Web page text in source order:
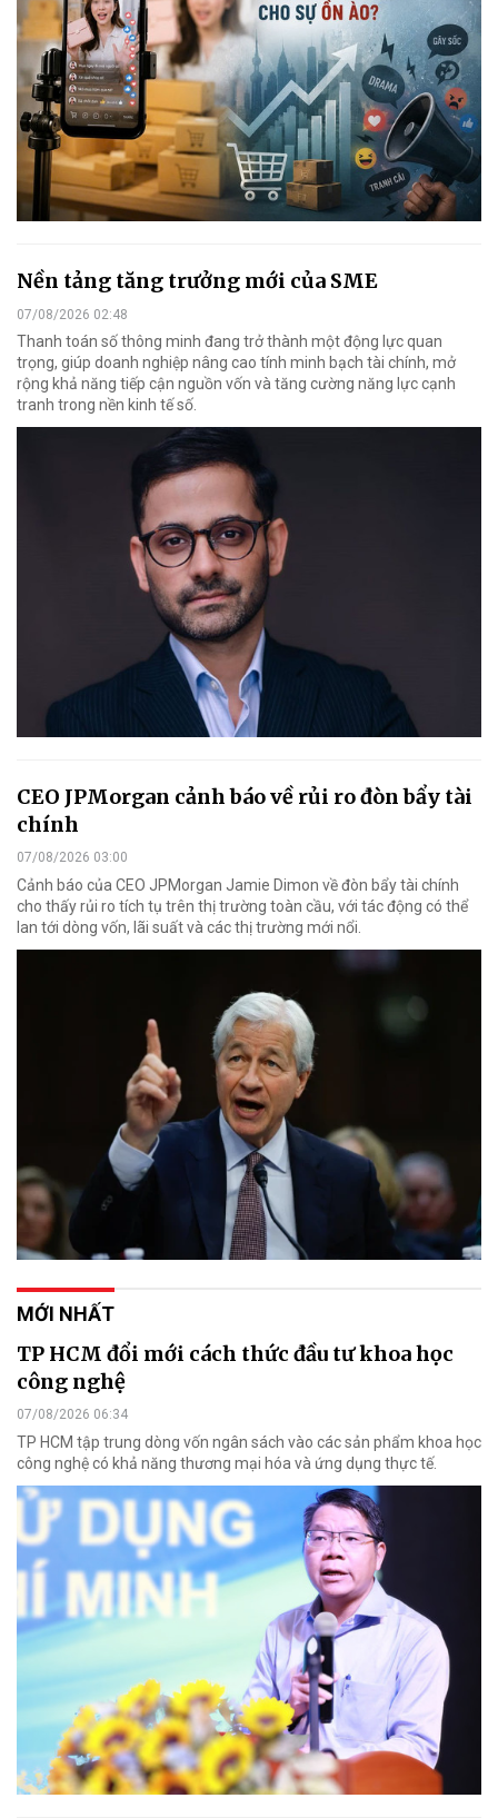
Nền tảng tăng trưởng mới của SME
07/08/2026 02:48
Thanh toán số thông minh đang trở thành một động lực quan
trọng, giúp doanh nghiệp nâng cao tính minh bạch tài chính, mở
rộng khả năng tiếp cận nguồn vốn và tăng cường năng lực cạnh
tranh trong nền kinh tế số.
CEO JPMorgan cảnh báo về rủi ro đòn bẩy tài
chính
07/08/2026 03:00
Cảnh báo của CEO JPMorgan Jamie Dimon về đòn bẩy tài chính
cho thấy rủi ro tích tụ trên thị trường toàn cầu, với tác động có thể
lan tới dòng vốn, lãi suất và các thị trường mới nổi.
MỚI NHẤT
TP HCM đổi mới cách thức đầu tư khoa học
công nghệ
07/08/2026 06:34
TP HCM tập trung dòng vốn ngân sách vào các sản phẩm khoa học
công nghệ có khả năng thương mại hóa và ứng dụng thực tế.